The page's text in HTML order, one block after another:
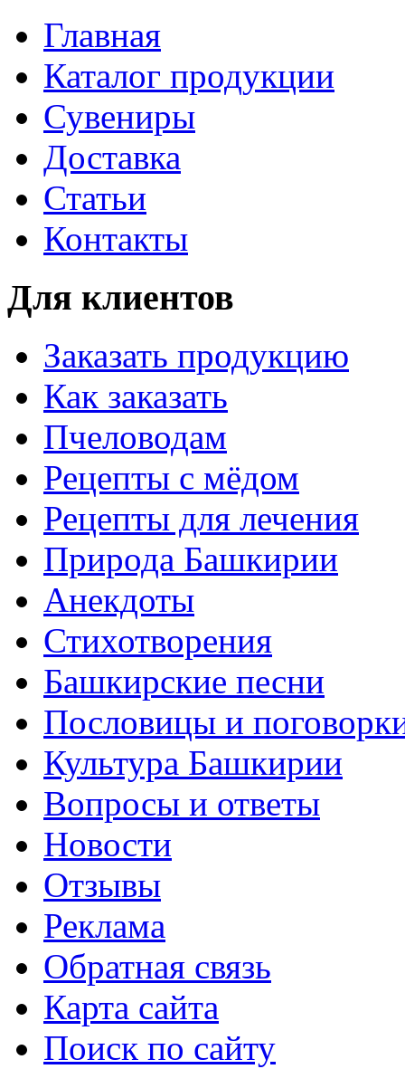
Главная
Каталог продукции
Сувениры
Доставка
Статьи
Контакты
Для клиентов
Заказать продукцию
Как заказать
Пчеловодам
Рецепты с мёдом
Рецепты для лечения
Природа Башкирии
Анекдоты
Стихотворения
Башкирские песни
Пословицы и
Культура Башкирии
Вопросы и ответы
Новости
Отзывы
Реклама
Обратная связь
Карта сайта
Поиск по сайту